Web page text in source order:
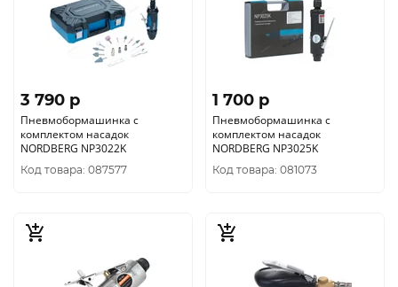
3 790 p
Пневмобормашинка с
комплектом насадок
NORDBERG NP3022K
Код товара: 087577
1 700 p
Пневмобормашинка с
комплектом насадок
NORDBERG NP3025K
Код товара: 081073